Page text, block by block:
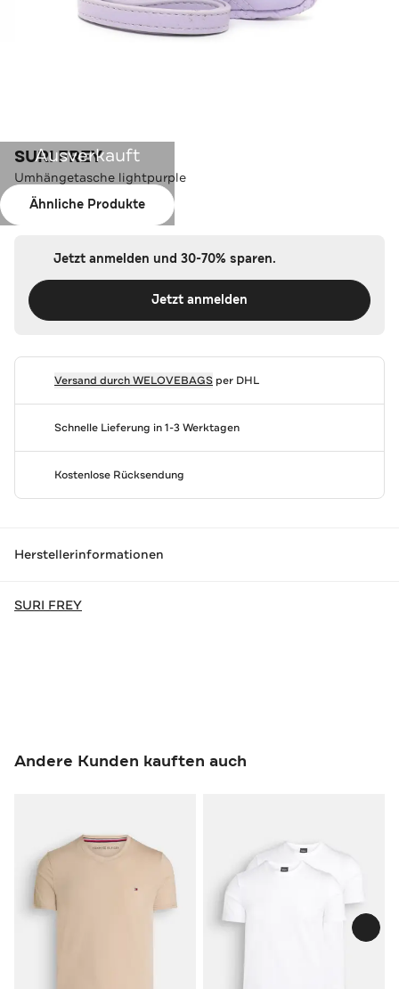
Ausverkauft
Ähnliche Produkte
SURI FREY
Umhängetasche lightpurple
Farbe:lightpurple
Jetzt anmelden und 30-70% sparen.
Jetzt anmelden
Versand durchWELOVEBAGSper DHL
Schnelle Lieferung in 1-3 Werktagen
Kostenlose Rücksendung
Herstellerinformationen
SURI FREY
Andere Kunden kauften auch